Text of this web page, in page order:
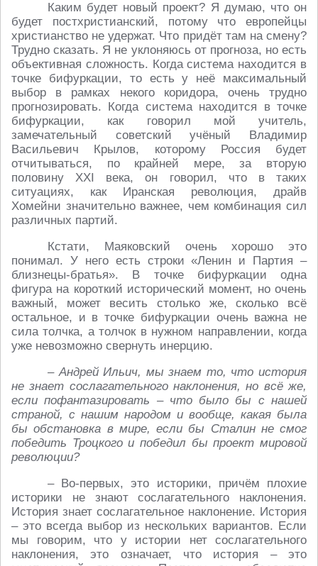
Каким будет новый проект? Я думаю, что он
будет постхристианский, потому что европейцы
христианство не удержат. Что придёт там на смену?
Трудно сказать. Я не уклоняюсь от прогноза, но есть
объективная сложность. Когда система находится в
точке бифуркации, то есть у неё максимальный
выбор в рамках некого коридора, очень трудно
прогнозировать. Когда система находится в точке
бифуркации, как говорил мой учитель,
замечательный советский учёный Владимир
Васильевич Крылов, которому Россия будет
отчитываться, по крайней мере, за вторую
половину XXI века, он говорил, что в таких
ситуациях, как Иранская революция, драйв
Хомейни значительно важнее, чем комбинация сил
различных партий.
Кстати, Маяковский очень хорошо это
понимал. У него есть строки «Ленин и Партия –
близнецы-братья». В точке бифуркации одна
фигура на короткий исторический момент, но очень
важный, может весить столько же, сколько всё
остальное, и в точке бифуркации очень важна не
сила толчка, а толчок в нужном направлении, когда
уже невозможно свернуть инерцию.
– Андрей Ильич, мы знаем то, что история
не знает сослагательного наклонения, но всё же,
если пофантазировать – что было бы с нашей
страной, с нашим народом и вообще, какая была
бы обстановка в мире, если бы Сталин не смог
победить Троцкого и победил бы проект мировой
революции?
– Во-первых, это историки, причём плохие
историки не знают сослагательного наклонения.
История знает сослагательное наклонение. История
– это всегда выбор из нескольких вариантов. Если
мы говорим, что у истории нет сослагательного
наклонения, это означает, что история – это